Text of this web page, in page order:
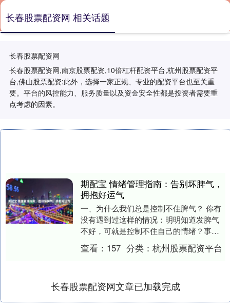
长春股票配资网
长春股票配资网,南京股票配资,10倍杠杆配资平台,杭州股票配资平
台,佛山股票配资:此外，选择一家正规、专业的配资平台也至关重
要。平台的风控能力、服务质量以及资金安全性都是投资者需要重
点考虑的因素。
长春股票配资网 相关话题
期配宝 情绪管理指南：告别坏脾气，
拥抱好运气
一、为什么我们总是控制不住脾气？ 你有
没有遇到过这样的情况：明明知道发脾气
不好，可就是控制不住自己的情绪？事后
又后悔不已，甚至因为一时的冲动，错过
了重要的人际关....
查看： 157 分类：杭州股票配资平台
长春股票配资网文章已加载完成